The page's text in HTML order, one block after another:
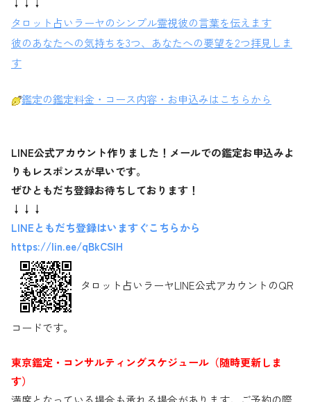
タロット占いラーヤのシンプル霊視彼の言葉を伝えます
彼のあなたへの気持ちを3つ、あなたへの要望を2つ拝見しま
す
鑑定の鑑定料金・コース内容・お申込みはこちらから
LINE公式アカウント作りました！メールでの鑑定お申込みよ
りもレスポンスが早いです。
ぜひともだち登録お待ちしております！
↓↓↓
LINEともだち登録はいますぐこちらから
https://lin.ee/qBkCSlH
タロット占いラーヤLINE公式アカウントのQR
コードです。
東京鑑定・コンサルティングスケジュール（随時更新しま
す）